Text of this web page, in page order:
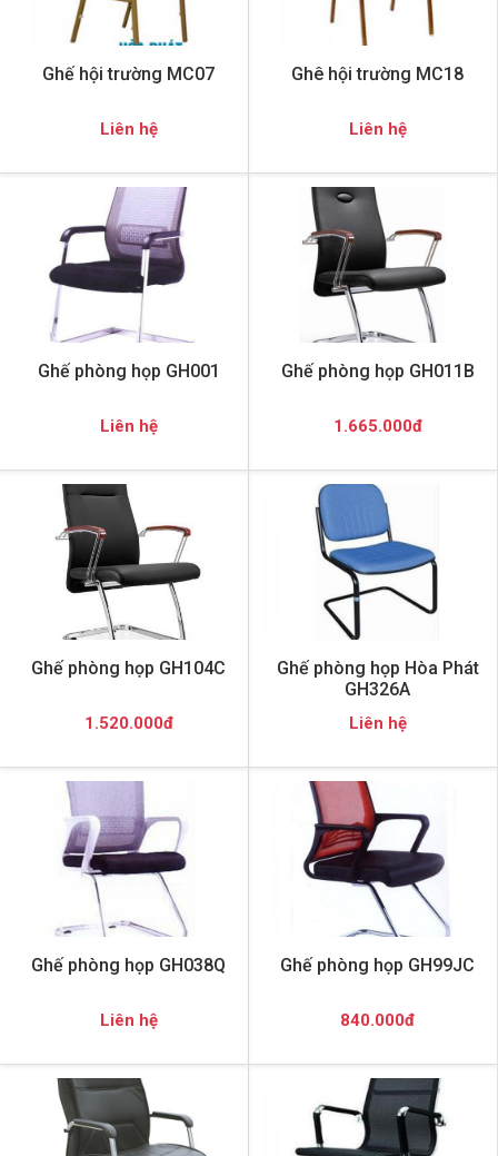
Ghế hội trường MC07
Liên hệ
Ghê hội trường MC18
Liên hệ
Ghế phòng họp GH001
Liên hệ
Ghế phòng họp GH011B
1.665.000đ
Ghế phòng họp GH104C
1.520.000đ
Ghế phòng họp Hòa Phát
GH326A
Liên hệ
Ghế phòng họp GH038Q
Liên hệ
Ghế phòng họp GH99JC
840.000đ